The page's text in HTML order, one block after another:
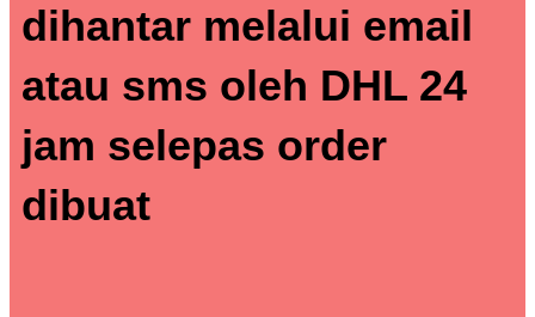
dihantar melalui email
atau sms oleh DHL 24
jam selepas order
dibuat